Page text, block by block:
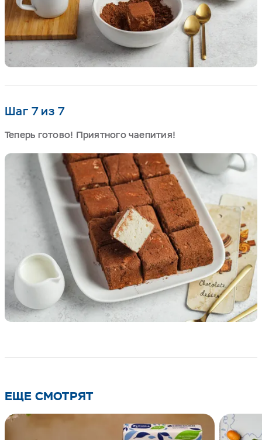
Шаг 7 из 7
Теперь готово! Приятного чаепития!
ЕЩЕ СМОТРЯТ